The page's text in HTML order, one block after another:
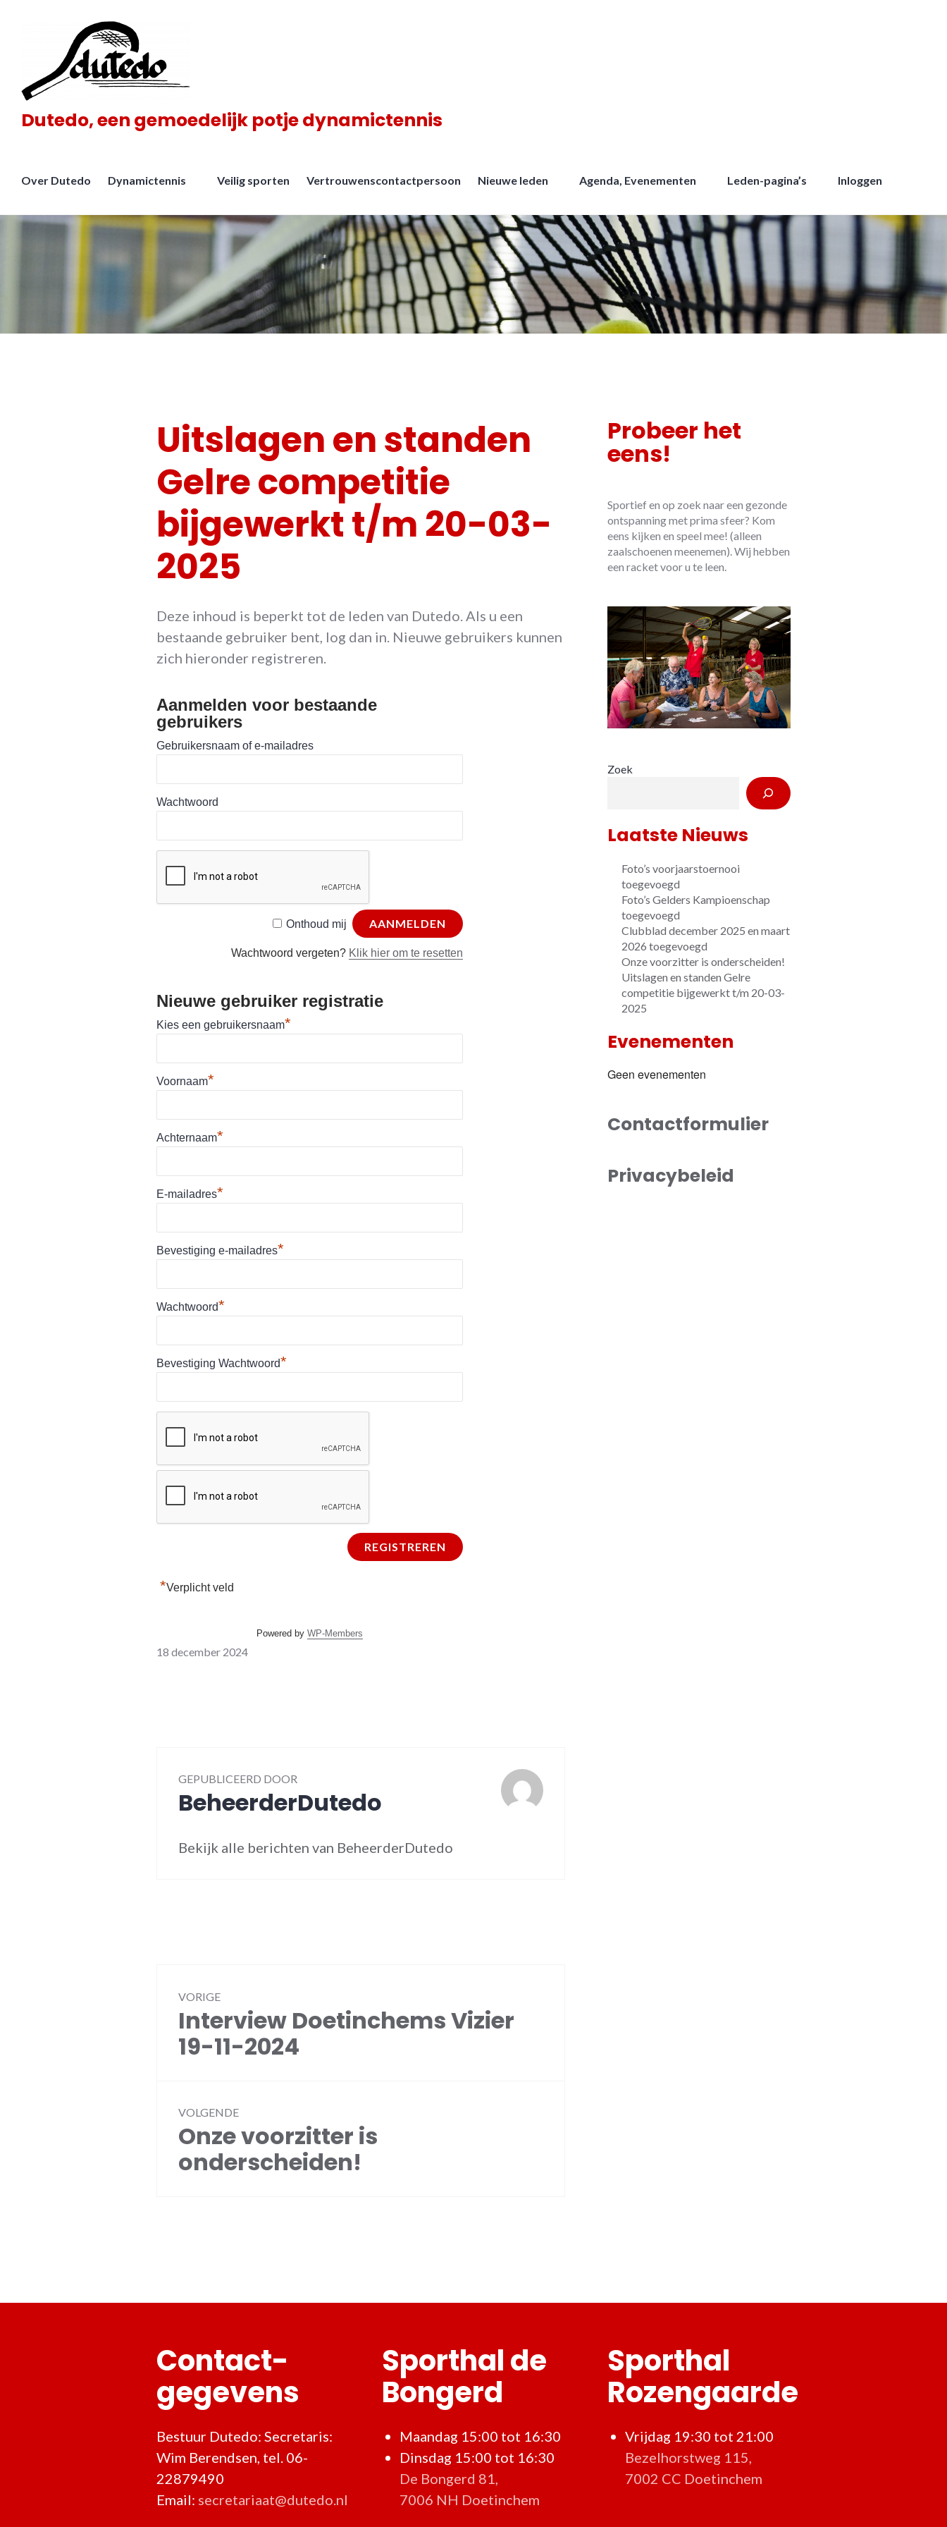
inhoud
Dutedo, een gemoedelijk potje dynamictennis
Over Dutedo Dynamictennis Veilig sporten Vertrouwenscontactpersoon Nieuwe leden Agenda, Evenementen Leden-pagina’s Inloggen
Uitslagen en standen
Gelre competitie
bijgewerkt t/m 20-03-
2025
Deze inhoud is beperkt tot de leden van Dutedo. Als u een
bestaande gebruiker bent, log dan in. Nieuwe gebruikers kunnen
zich hieronder registreren.
Aanmelden voor bestaande
gebruikers
Gebruikersnaam of e-mailadres
Wachtwoord
Onthoud mij
Wachtwoord vergeten? Klik hier om te resetten
Nieuwe gebruiker registratie
Kies een gebruikersnaam*
Voornaam*
Achternaam*
E-mailadres*
Bevestiging e-mailadres*
Wachtwoord*
Bevestiging Wachtwoord*
*Verplicht veld
Powered by WP-Members
18 december 2024
GEPUBLICEERD DOOR
BeheerderDutedo
Bekijk alle berichten van BeheerderDutedo
navigatie
VORIGE
Vorig
bericht:
Interview Doetinchems Vizier
19-11-2024
VOLGENDE
Volgend
bericht:
Onze voorzitter is
onderscheiden!
Probeer het
eens!
Sportief en op zoek naar een gezonde
ontspanning met prima sfeer? Kom
eens kijken en speel mee! (alleen
zaalschoenen meenemen). Wij hebben
een racket voor u te leen.
Zoek
Laatste Nieuws
Foto’s voorjaarstoernooi
toegevoegd
Foto’s Gelders Kampioenschap
toegevoegd
Clubblad december 2025 en maart
2026 toegevoegd
Onze voorzitter is onderscheiden!
Uitslagen en standen Gelre
competitie bijgewerkt t/m 20-03-
2025
Evenementen
Geen evenementen
Contactformulier
Privacybeleid
Contact-
gegevens
Bestuur Dutedo: Secretaris:
Wim Berendsen, tel. 06-
22879490
Email: secretariaat@dutedo.nl
Sporthal de
Bongerd
Maandag 15:00 tot 16:30
Dinsdag 15:00 tot 16:30
De Bongerd 81,
7006 NH Doetinchem
Sporthal
Rozengaarde
Vrijdag 19:30 tot 21:00
Bezelhorstweg 115,
7002 CC Doetinchem